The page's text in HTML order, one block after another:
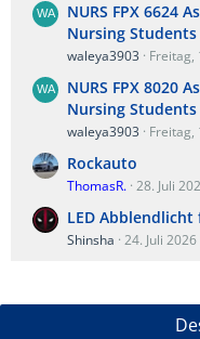
NURS FPX 6624
Nursing Students
waleya3903 Freitag,
NURS FPX 8020
Nursing Students
waleya3903 Freitag,
Rockauto
ThomasR. 28. Juli
LED Abblendlicht
Shinsha 24. Juli 2026